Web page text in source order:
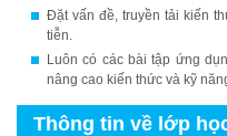
Đặt vấn đề, truyền tải kiến
tiễn.
Luôn có các bài tập ứng
nâng cao kiến thức và kỹ
Thông tin về lớp